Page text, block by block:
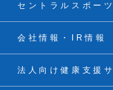
セントラルスポー
会社情報・IR情報
法人向け健康支援